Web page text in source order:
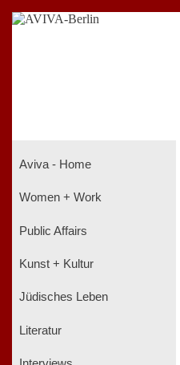
Aviva - Home
Women + Work
Public Affairs
Kunst + Kultur
Jüdisches Leben
Literatur